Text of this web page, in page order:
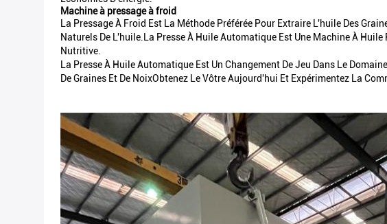
Machine à pressage à froid
La Pressage À Froid Est La Méthode Préférée Pour Extraire L'huile Des
Naturels De L'huile.La Presse À Huile Automatique Est Une Machine À
Nutritive.
La Presse À Huile Automatique Est Un Changement De Jeu Dans Le
De Graines Et De NoixObtenez Le Vôtre Aujourd'hui Et Expérimentez La